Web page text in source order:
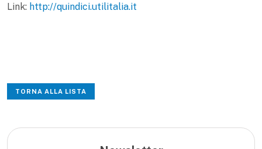
Link: http://quindici.utilitalia.it
TORNA ALLA LISTA